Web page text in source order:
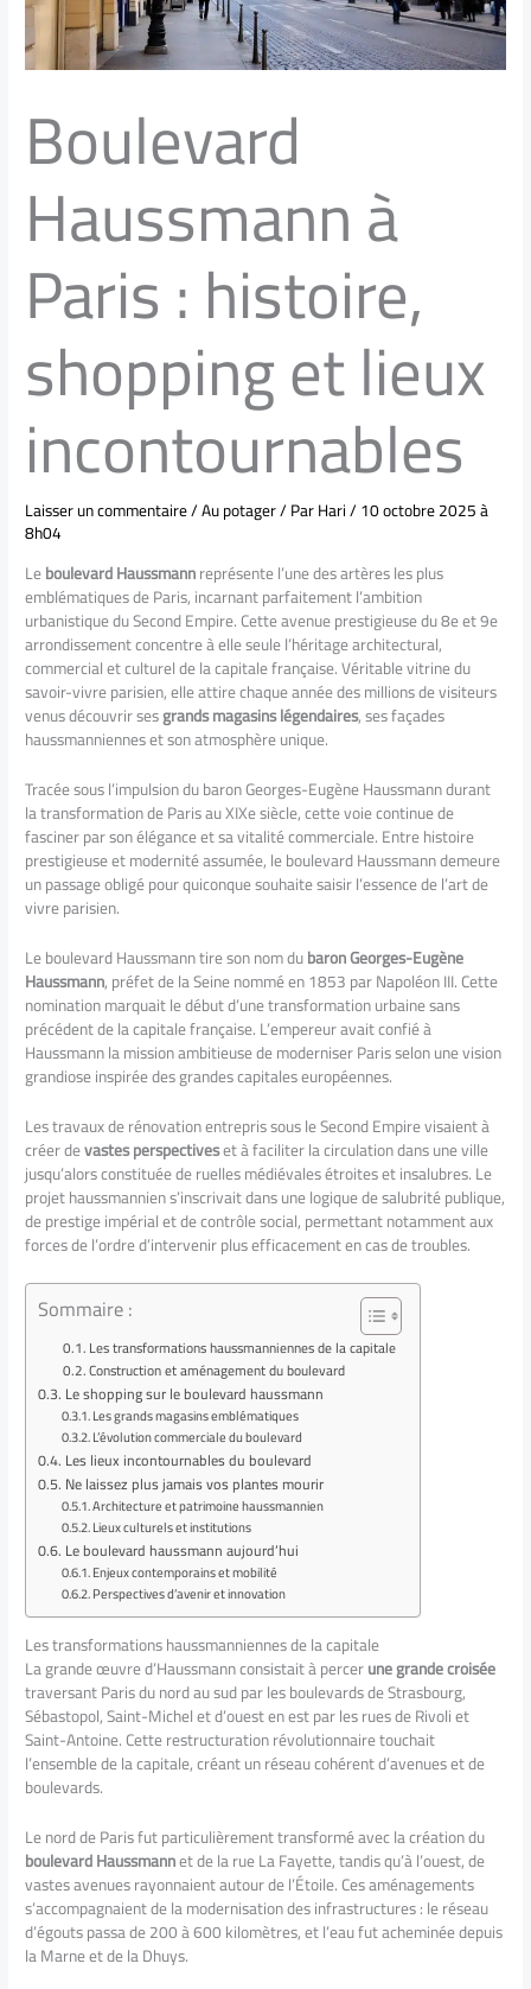
Boulevard
Haussmann à
Paris : histoire,
shopping et lieux
incontournables
Laisser un commentaire/Au potager/ ParHari/10 octobre 2025 à
8h04
Leboulevard Haussmannreprésente l’une des artères les plus
emblématiques de Paris, incarnant parfaitement l’ambition
urbanistique du Second Empire. Cette avenue prestigieuse du 8e et 9e
arrondissement concentre à elle seule l’héritage architectural,
commercial et culturel de la capitale française. Véritable vitrine du
savoir-vivre parisien, elle attire chaque année des millions de visiteurs
venus découvrir sesgrands magasins légendaires, ses façades
haussmanniennes et son atmosphère unique.
Tracée sous l’impulsion du baron Georges-Eugène Haussmann durant
la transformation de Paris au XIXe siècle, cette voie continue de
fasciner par son élégance et sa vitalité commerciale. Entre histoire
prestigieuse et modernité assumée, le boulevard Haussmann demeure
un passage obligé pour quiconque souhaite saisir l’essence de l’art de
vivre parisien.
Le boulevard Haussmann tire son nom dubaron Georges-Eugène
Haussmann, préfet de la Seine nommé en 1853 par Napoléon III. Cette
nomination marquait le début d’une transformation urbaine sans
précédent de la capitale française. L’empereur avait confié à
Haussmann la mission ambitieuse de moderniser Paris selon une vision
grandiose inspirée des grandes capitales européennes.
Les travaux de rénovation entrepris sous le Second Empire visaient à
créer devastes perspectiveset à faciliter la circulation dans une ville
jusqu’alors constituée de ruelles médiévales étroites et insalubres. Le
projet haussmannien s’inscrivait dans une logique de salubrité publique,
de prestige impérial et de contrôle social, permettant notamment aux
forces de l’ordre d’intervenir plus efficacement en cas de troubles.
Sommaire :
Les transformations haussmanniennes de la capitale
Construction et aménagement du boulevard
Le shopping sur le boulevard haussmann
Les grands magasins emblématiques
L’évolution commerciale du boulevard
Les lieux incontournables du boulevard
Ne laissez plus jamais vos plantes mourir
Architecture et patrimoine haussmannien
Lieux culturels et institutions
Le boulevard haussmann aujourd’hui
Enjeux contemporains et mobilité
Perspectives d’avenir et innovation
Les transformations haussmanniennes de la capitale
La grande œuvre d’Haussmann consistait à percerune grande croisée
traversant Paris du nord au sud par les boulevards de Strasbourg,
Sébastopol, Saint-Michel et d’ouest en est par les rues de Rivoli et
Saint-Antoine. Cette restructuration révolutionnaire touchait
l’ensemble de la capitale, créant un réseau cohérent d’avenues et de
boulevards.
Le nord de Paris fut particulièrement transformé avec la création du
boulevard Haussmannet de la rue La Fayette, tandis qu’à l’ouest, de
vastes avenues rayonnaient autour de l’Étoile. Ces aménagements
s’accompagnaient de la modernisation des infrastructures : le réseau
d’égouts passa de 200 à 600 kilomètres, et l’eau fut acheminée depuis
la Marne et de la Dhuys.